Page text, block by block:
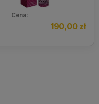
Cena:
190,00 zł